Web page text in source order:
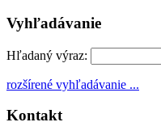
Vyhľadávanie
Hľadaný výraz:
rozšírené vyhľadávanie ...
Kontakt